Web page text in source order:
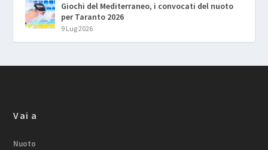
Giochi del Mediterraneo, i convocati del nuoto
per Taranto 2026
9 Lug 2026
Vai a
Nuoto